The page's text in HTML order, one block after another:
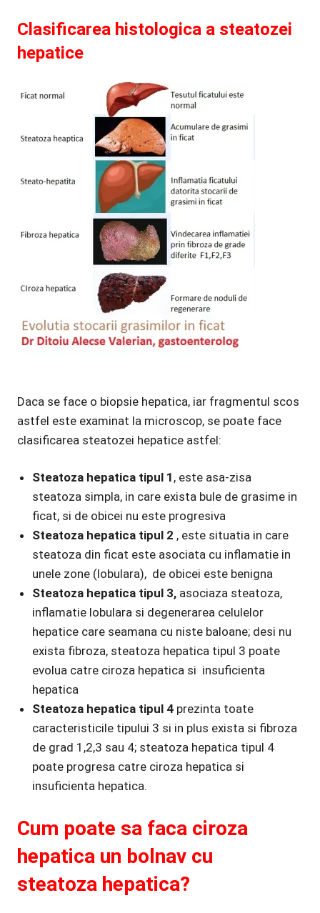
Clasificarea histologica a steatozei
hepatice
Daca se face o biopsie hepatica, iar fragmentul scos
astfel este examinat la microscop, se poate face
clasificarea steatozei hepatice astfel:
Steatoza hepatica tipul 1 , este asa-zisa
steatoza simpla, in care exista bule de grasime in
ficat, si de obicei nu este progresiva
Steatoza hepatica tipul 2 , este situatia in care
steatoza din ficat este asociata cu inflamatie in
unele zone (lobulara), de obicei este benigna
Steatoza hepatica tipul 3, asociaza steatoza,
inflamatie lobulara si degenerarea celulelor
hepatice care seamana cu niste baloane; desi nu
exista fibroza, steatoza hepatica tipul 3 poate
evolua catre ciroza hepatica si insuficienta
hepatica
Steatoza hepatica tipul 4 prezinta toate
caracteristicile tipului 3 si in plus exista si fibroza
de grad 1,2,3 sau 4; steatoza hepatica tipul 4
poate progresa catre ciroza hepatica si
insuficienta hepatica.
Cum poate sa faca ciroza
hepatica un bolnav cu
steatoza hepatica?